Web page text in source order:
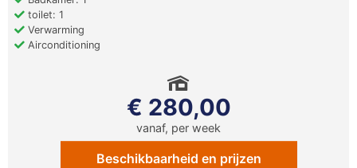
toilet: 1
Verwarming
Airconditioning
€ 280,00
vanaf, per week
Beschikbaarheid en prijzen